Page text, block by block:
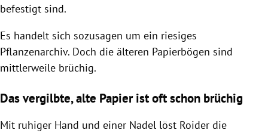
befestigt sind.
Es handelt sich sozusagen um ein riesiges
Pflanzenarchiv. Doch die älteren Papierbögen sind
mittlerweile brüchig.
Das vergilbte, alte Papier ist oft schon brüchig
Mit ruhiger Hand und einer Nadel löst Roider die